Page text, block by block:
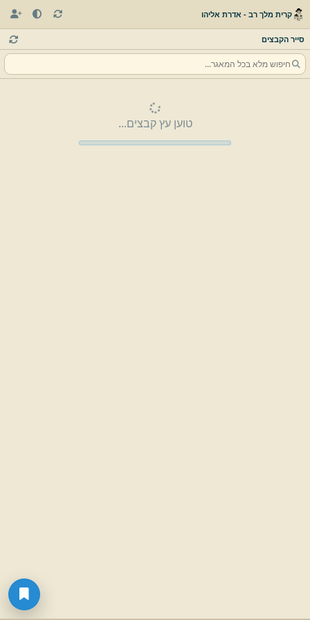
קרית מלך רב - אדרת אליהו
סייר הקבצים
טוען עץ קבצים...